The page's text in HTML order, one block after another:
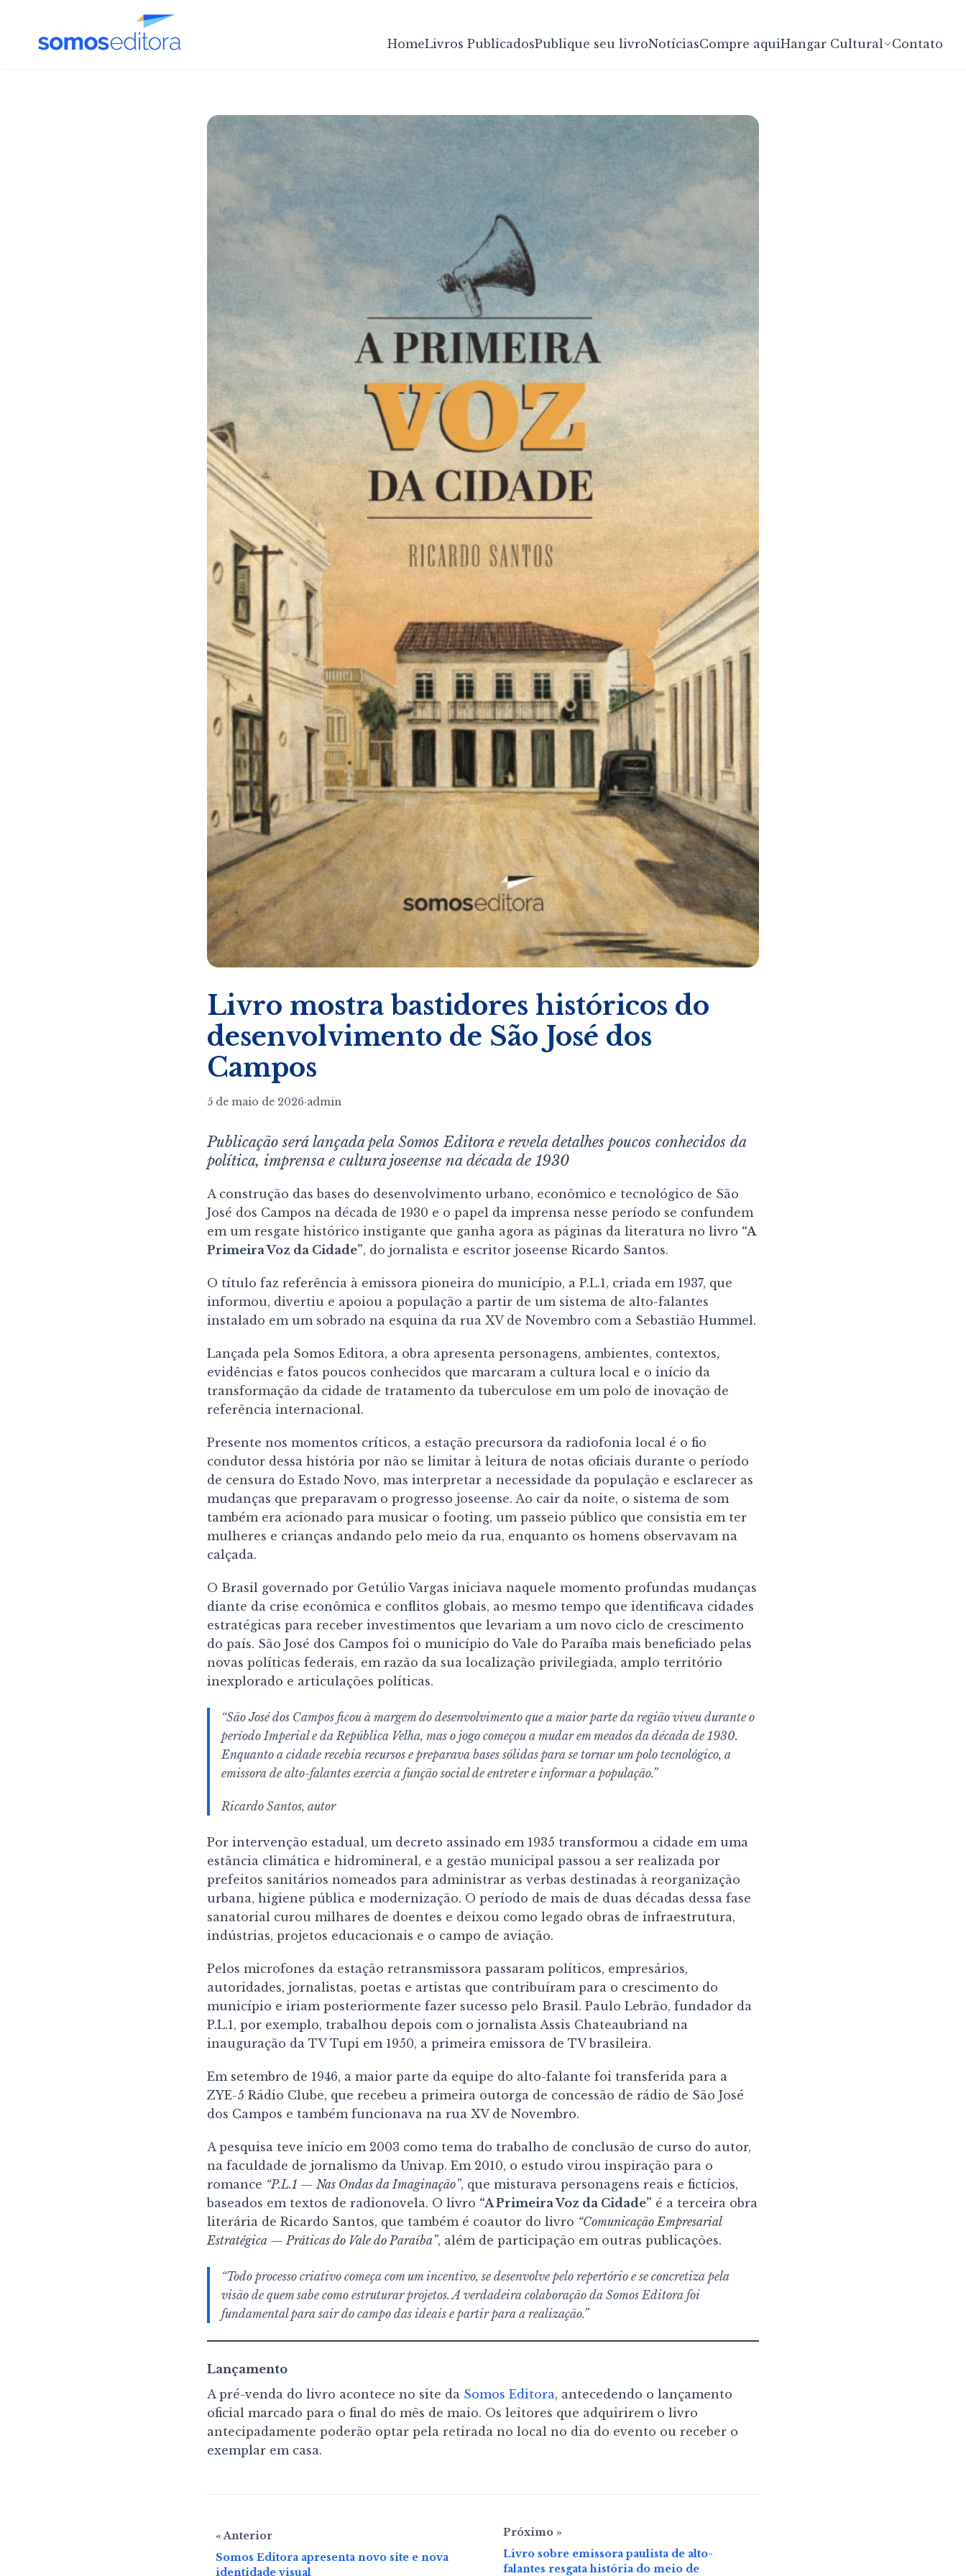
HomeLivros PublicadosPublique seu livroNotíciasCompre aquiHangar Cultural Contato
Livro mostra bastidores históricos do
desenvolvimento de São José dos
Campos
5 de maio de 2026·admin
Publicação será lançada pela Somos Editora e revela detalhes poucos conhecidos da
política, imprensa e cultura joseense na década de 1930
A construção das bases do desenvolvimento urbano, econômico e tecnológico de São
José dos Campos na década de 1930 e o papel da imprensa nesse período se confundem
em um resgate histórico instigante que ganha agora as páginas da literatura no livro “A
Primeira Voz da Cidade”, do jornalista e escritor joseense Ricardo Santos.
O título faz referência à emissora pioneira do município, a P.L.1, criada em 1937, que
informou, divertiu e apoiou a população a partir de um sistema de alto-falantes
instalado em um sobrado na esquina da rua XV de Novembro com a Sebastião Hummel.
Lançada pela Somos Editora, a obra apresenta personagens, ambientes, contextos,
evidências e fatos poucos conhecidos que marcaram a cultura local e o início da
transformação da cidade de tratamento da tuberculose em um polo de inovação de
referência internacional.
Presente nos momentos críticos, a estação precursora da radiofonia local é o fio
condutor dessa história por não se limitar à leitura de notas oficiais durante o período
de censura do Estado Novo, mas interpretar a necessidade da população e esclarecer as
mudanças que preparavam o progresso joseense. Ao cair da noite, o sistema de som
também era acionado para musicar o footing, um passeio público que consistia em ter
mulheres e crianças andando pelo meio da rua, enquanto os homens observavam na
calçada.
O Brasil governado por Getúlio Vargas iniciava naquele momento profundas mudanças
diante da crise econômica e conflitos globais, ao mesmo tempo que identificava cidades
estratégicas para receber investimentos que levariam a um novo ciclo de crescimento
do país. São José dos Campos foi o município do Vale do Paraíba mais beneficiado pelas
novas políticas federais, em razão da sua localização privilegiada, amplo território
inexplorado e articulações políticas.
“São José dos Campos ficou à margem do desenvolvimento que a maior parte da região viveu durante o
período Imperial e da República Velha, mas o jogo começou a mudar em meados da década de 1930.
Enquanto a cidade recebia recursos e preparava bases sólidas para se tornar um polo tecnológico, a
emissora de alto-falantes exercia a função social de entreter e informar a população.”
Ricardo Santos, autor
Por intervenção estadual, um decreto assinado em 1935 transformou a cidade em uma
estância climática e hidromineral, e a gestão municipal passou a ser realizada por
prefeitos sanitários nomeados para administrar as verbas destinadas à reorganização
urbana, higiene pública e modernização. O período de mais de duas décadas dessa fase
sanatorial curou milhares de doentes e deixou como legado obras de infraestrutura,
indústrias, projetos educacionais e o campo de aviação.
Pelos microfones da estação retransmissora passaram políticos, empresários,
autoridades, jornalistas, poetas e artistas que contribuíram para o crescimento do
município e iriam posteriormente fazer sucesso pelo Brasil. Paulo Lebrão, fundador da
P.L.1, por exemplo, trabalhou depois com o jornalista Assis Chateaubriand na
inauguração da TV Tupi em 1950, a primeira emissora de TV brasileira.
Em setembro de 1946, a maior parte da equipe do alto-falante foi transferida para a
ZYE-5 Rádio Clube, que recebeu a primeira outorga de concessão de rádio de São José
dos Campos e também funcionava na rua XV de Novembro.
A pesquisa teve início em 2003 como tema do trabalho de conclusão de curso do autor,
na faculdade de jornalismo da Univap. Em 2010, o estudo virou inspiração para o
romance “P.L.1 — Nas Ondas da Imaginação”, que misturava personagens reais e fictícios,
baseados em textos de radionovela. O livro “A Primeira Voz da Cidade” é a terceira obra
literária de Ricardo Santos, que também é coautor do livro “Comunicação Empresarial
Estratégica — Práticas do Vale do Paraíba”, além de participação em outras publicações.
“Todo processo criativo começa com um incentivo, se desenvolve pelo repertório e se concretiza pela
visão de quem sabe como estruturar projetos. A verdadeira colaboração da Somos Editora foi
fundamental para sair do campo das ideais e partir para a realização.”
Lançamento
A pré-venda do livro acontece no site da Somos Editora, antecedendo o lançamento
oficial marcado para o final do mês de maio. Os leitores que adquirirem o livro
antecipadamente poderão optar pela retirada no local no dia do evento ou receber o
exemplar em casa.
de
Post
« Anterior
Somos Editora apresenta novo site e nova
identidade visual
Próximo »
Livro sobre emissora paulista de alto-
falantes resgata história do meio de